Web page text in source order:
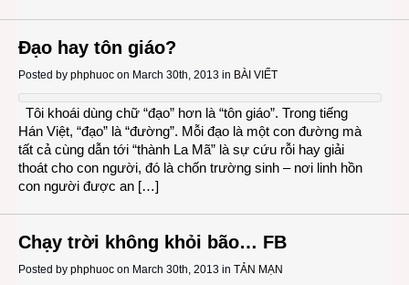
Đạo hay tôn giáo?
Posted by phphuoc on March 30th, 2013 in BÀI VIẾT
Tôi khoái dùng chữ “đạo” hơn là “tôn giáo”. Trong tiếng
Hán Việt, “đạo” là “đường”. Mỗi đạo là một con đường mà
tất cả cùng dẫn tới “thành La Mã” là sự cứu rỗi hay giải
thoát cho con người, đó là chốn trường sinh – nơi linh hồn
con người được an […]
Chạy trời không khỏi bão… FB
Posted by phphuoc on March 30th, 2013 in TẢN MẠN